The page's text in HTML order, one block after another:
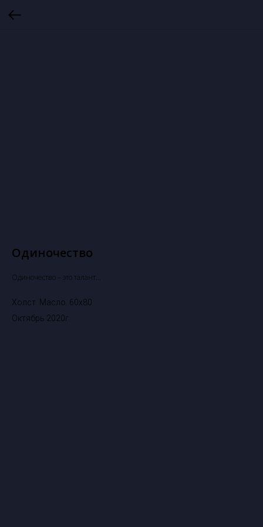
Одиночество
Одиночество – это талант...
Холст. Масло. 60х80
Октябрь 2020г.